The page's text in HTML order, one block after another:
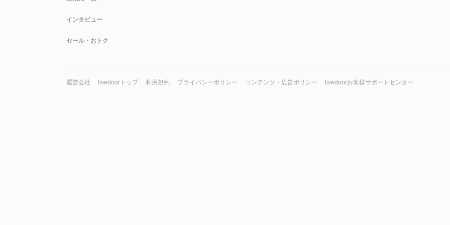
インタビュー
セール・おトク
運営会社 livedoorトップ 利用規約 プライバシーポリシー コンテンツ・広告ポリシー livedoorお客様サポートセンター